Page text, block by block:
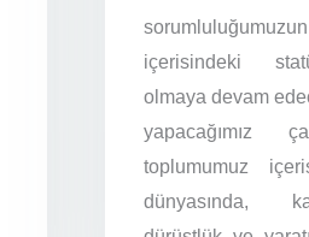
içerisindeki
olmaya devam
yapacağımız
toplumumuz
dünyasında,